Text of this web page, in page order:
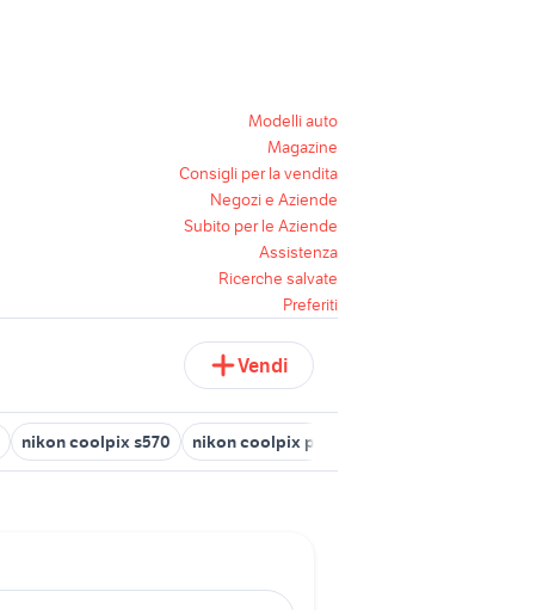
Modelli auto
Magazine
Consigli per la vendita
Negozi e Aziende
Subito per le Aziende
Assistenza
Ricerche salvate
Preferiti
Vendi
nikon coolpix s570 nikon coolpix p900